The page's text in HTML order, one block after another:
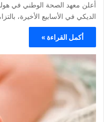
أعلن معهد الصحة الوطني في
الديكي في الأسابيع الأخيرة،
أكمل القراءة »